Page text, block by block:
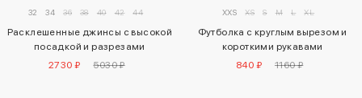
32 34 36 38 40 42 44
Расклешенные джинсы с высокой
посадкой и разрезами
2730 ₽
5030 ₽
XXS XS S M L XL
Футболка с круглым вырезом и
короткими рукавами
840 ₽
1160 ₽